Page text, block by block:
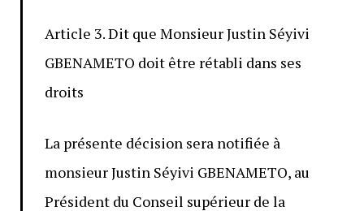
Article 3. Dit que Monsieur Justin Séyivi
GBENAMETO doit être rétabli dans ses
droits
La présente décision sera notifiée à
monsieur Justin Séyivi GBENAMETO, au
Président du Conseil supérieur de la